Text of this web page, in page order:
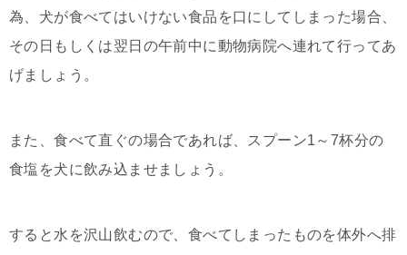
為、犬が食べてはいけない食品を口にしてしまった場合、
その日もしくは翌日の午前中に動物病院へ連れて行ってあ
げましょう。
また、食べて直ぐの場合であれば、スプーン1～7杯分の
食塩を犬に飲み込ませましょう。
すると水を沢山飲むので、食べてしまったものを体外へ排